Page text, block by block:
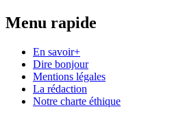
Menu rapide
En savoir+
Dire bonjour
Mentions légales
La rédaction
Notre charte éthique